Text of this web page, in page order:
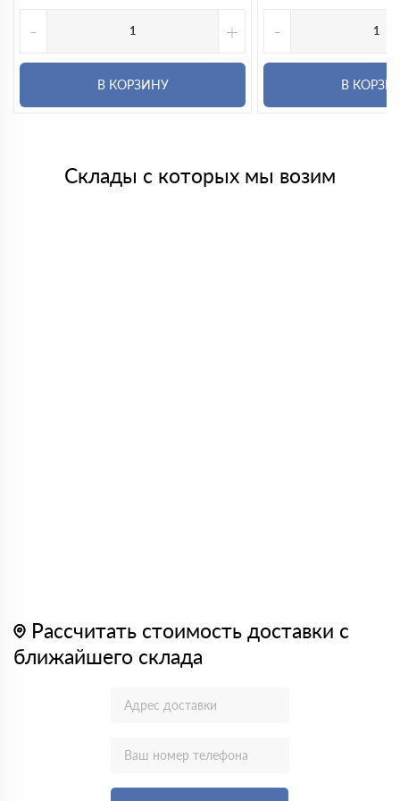
- +
В КОРЗИНУ
-
В
Склады с которых мы возим
Рассчитать стоимость доставки с
ближайшего склада